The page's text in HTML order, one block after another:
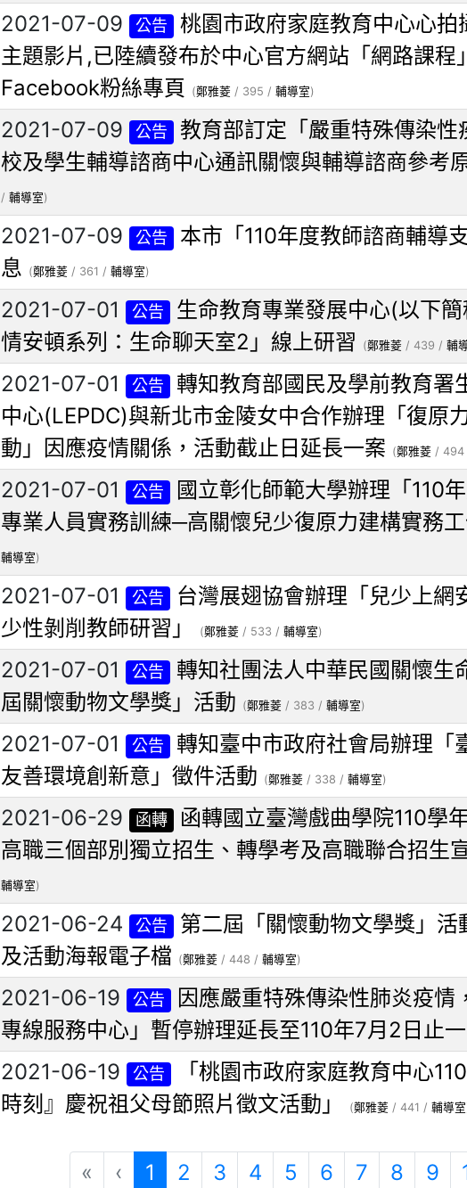
2021-07-09 公告
桃園市政府家庭教育中心心拍
主題影片,已陸續發布於中心官方網站「網路課程
Facebook粉絲專頁
(鄭雅菱 / 395 / 輔導室)
2021-07-09 公告
教育部訂定「嚴重特殊傳染性
校及學生輔導諮商中心通訊關懷與輔導諮商參考
/ 輔導室)
2021-07-09 公告
本市「110年度教師諮商輔導
息 (鄭雅菱 / 361 / 輔導室)
2021-07-01 公告
生命教育專業發展中心(以下
情安頓系列：生命聊天室2」線上研習
(鄭雅菱 / 439 / 輔
2021-07-01 公告
轉知教育部國民及學前教育署
中心(LEPDC)與新北市金陵女中合作辦理「復原
動」因應疫情關係，活動截止日延長一案 (鄭雅菱 /
2021-07-01 公告
國立彰化師範大學辦理「110
專業人員實務訓練─高關懷兒少復原力建構實務
輔導室)
2021-07-01 公告
台灣展翅協會辦理「兒少上網
少性剝削教師研習」
(鄭雅菱 / 533 / 輔導室)
2021-07-01 公告
轉知社團法人中華民國關懷生
屆關懷動物文學獎」活動 (鄭雅菱 / 383 / 輔導室)
2021-07-01 公告
轉知臺中市政府社會局辦理「
友善環境創新意」徵件活動 (鄭雅菱 / 338 / 輔導室)
2021-06-29 函轉
函轉國立臺灣戲曲學院110學
高職三個部別獨立招生、轉學考及高職聯合招生
輔導室)
2021-06-24 公告
第二屆「關懷動物文學獎」活
及活動海報電子檔 (鄭雅菱 / 448 / 輔導室)
2021-06-19 公告
因應嚴重特殊傳染性肺炎疫情
專線服務中心」暫停辦理延長至110年7月2日止
2021-06-19
公告
「桃園市政府家庭教育中心
時刻』慶祝祖父母節照片徵文活動」
(鄭雅菱 / 441 / 輔導室
« ‹ 1 (目前頁次)
2 3 4 5 6 7 8 9